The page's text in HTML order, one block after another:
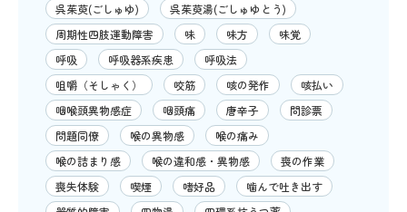
呉茱萸(ごしゅゆ)
呉茱萸湯(ごしゅゆとう)
周期性四肢運動障害
味 味方
味覚
呼吸
呼吸器系疾患
呼吸法
咀嚼（そしゃく）
咬筋 咳の発作
咳払い
咽喉頭異物感症
咽頭痛 唐辛子
問診票
問題同僚
喉の異物感
喉の痛み
喉の詰まり感
喉の違和感・異物感
喪の作業
喪失体験
喫煙 嗜好品
噛んで吐き出す